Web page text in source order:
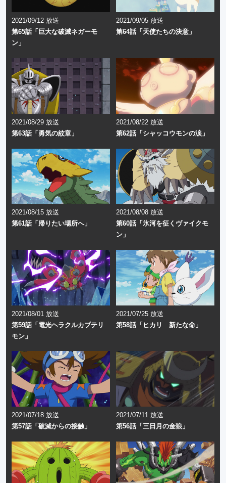
2021/09/12 放送
第65話「巨大な破滅ネガーモ
ン」
2021/09/05 放送
第64話「天使たちの決意」
2021/08/29 放送
第63話「勇気の紋章」
2021/08/22 放送
第62話「シャッコウモンの涙」
2021/08/15 放送
第61話「帰りたい場所へ」
2021/08/08 放送
第60話「氷河を征くヴァイクモ
ン」
2021/08/01 放送
第59話「電光ヘラクルカブテリ
モン」
2021/07/25 放送
第58話「ヒカリ 新たな命」
2021/07/18 放送
第57話「破滅からの接触」
2021/07/11 放送
第56話「三日月の金狼」